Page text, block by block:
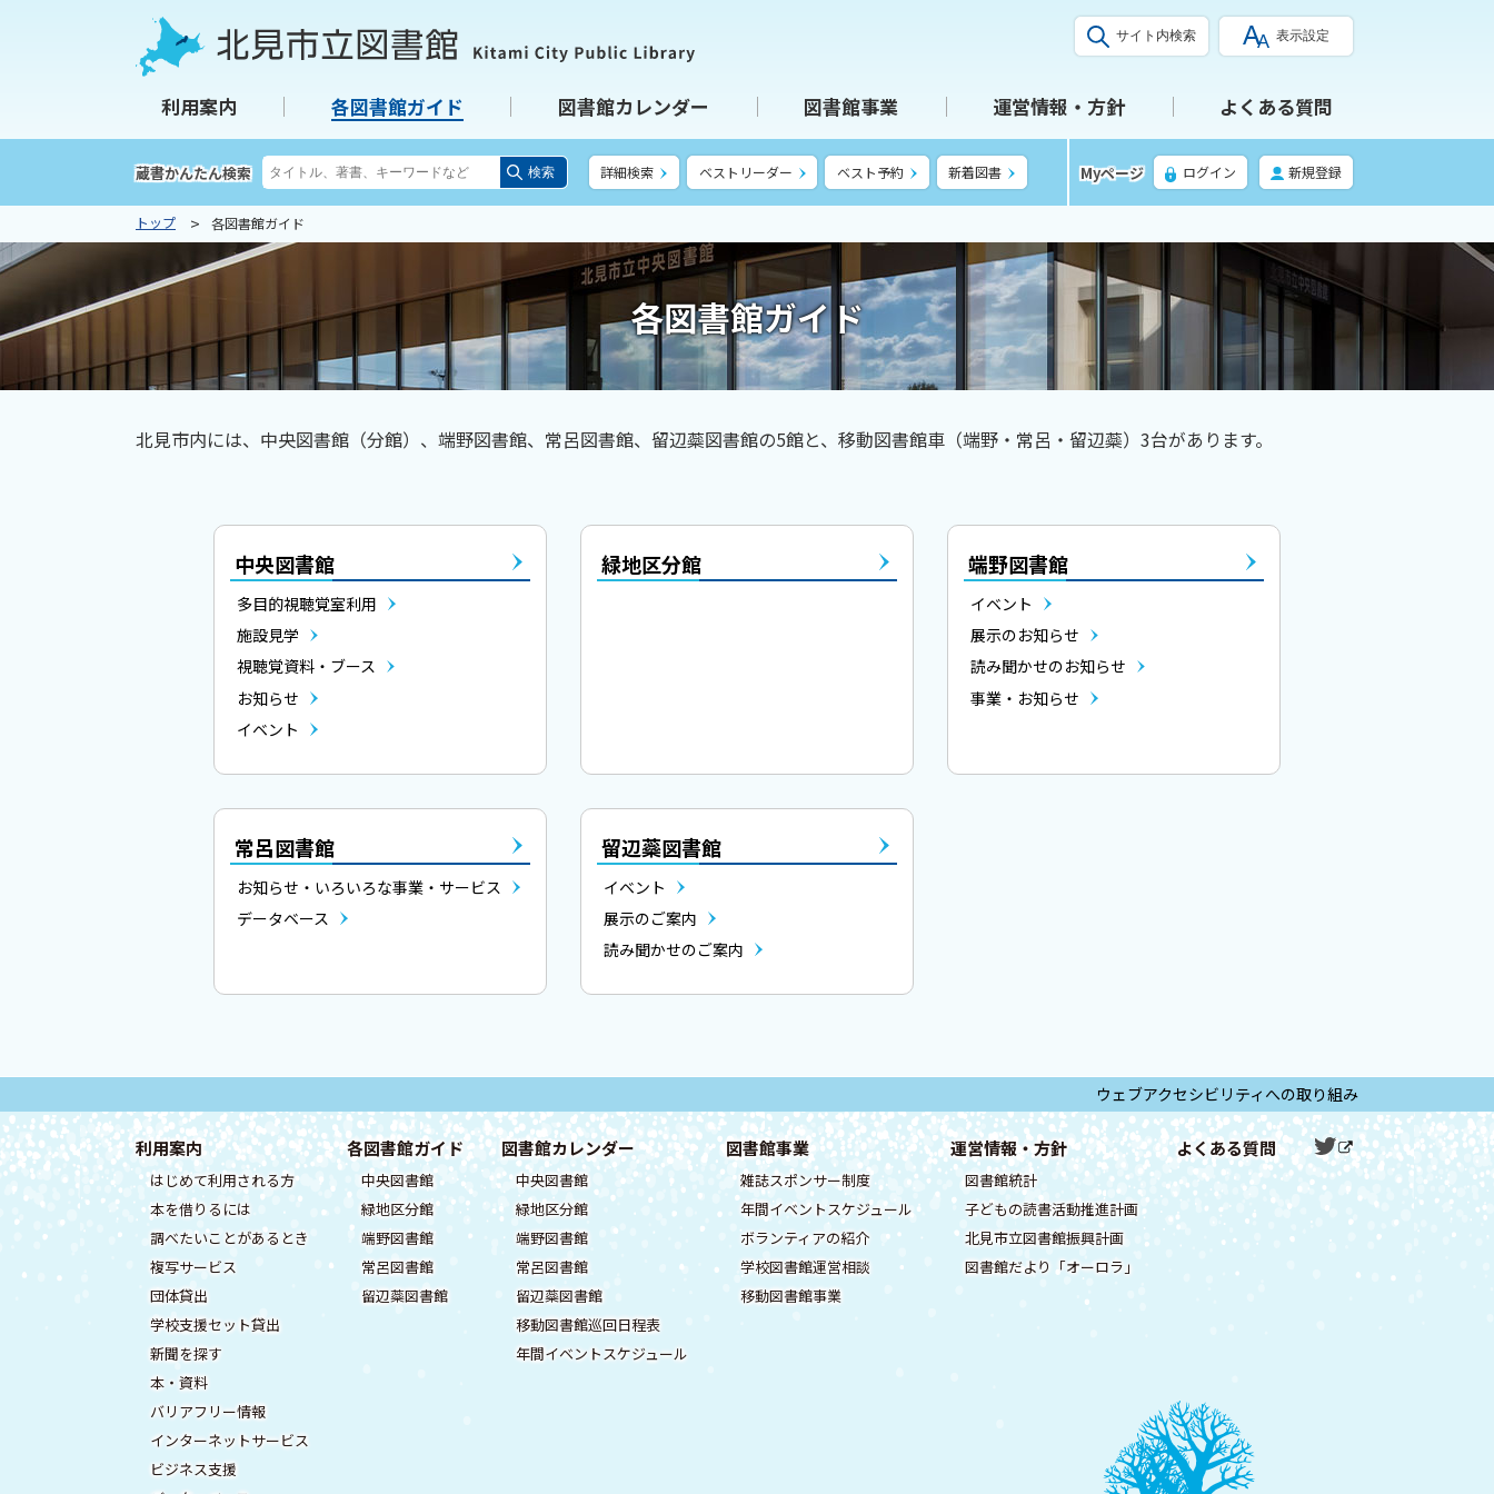
ニ
ー
北見市立図書館
サイト内検索 表示設定
利用案内 各図書館ガイド 図書館カレンダー 図書館事業 運営情報・方針 よくある質問
蔵書かんたん検索
検
索
キ
ワ
検索 詳細検索 ベストリーダー ベスト予約 新着図書 Myページ ログイン 新規登録
トップ 各図書館ガイド
各図書館ガイド
北見市内には、中央図書館（分館）、端野図書館、常呂図書館、留辺蘂図書館の5館と、移動図書館車（端野・常呂・留辺蘂）3台があります。
中央図書館
多目的視聴覚室利用
施設見学
視聴覚資料・ブース
お知らせ
イベント
緑地区分館 端野図書館
イベント
展示のお知らせ
読み聞かせのお知らせ
事業・お知らせ
常呂図書館
お知らせ・いろいろな事業・サービス
データベース
留辺蘂図書館
イベント
展示のご案内
読み聞かせのご案内
文
へ
戻
る
イ
ト
情
報
ウェブアクセシビリティへの取り組み
フ
ッ
タ
利用案内
はじめて利用される方
本を借りるには
調べたいことがあるとき
複写サービス
団体貸出
学校支援セット貸出
新聞を探す
本・資料
バリアフリー情報
インターネットサービス
ビジネス支援
各図書館ガイド
中央図書館
緑地区分館
端野図書館
常呂図書館
留辺蘂図書館
図書館カレンダー
中央図書館
緑地区分館
端野図書館
常呂図書館
留辺蘂図書館
移動図書館巡回日程表
年間イベントスケジュール
図書館事業
雑誌スポンサー制度
年間イベントスケジュール
ボランティアの紹介
学校図書館運営相談
移動図書館事業
運営情報・方針
図書館統計
子どもの読書活動推進計画
北見市立図書館振興計画
図書館だより「オーロラ」
よくある質問
公
式
ツ
イ
ッ
タ
外
部
サ
ト
る
ニ
ー
へ
戻
ペ